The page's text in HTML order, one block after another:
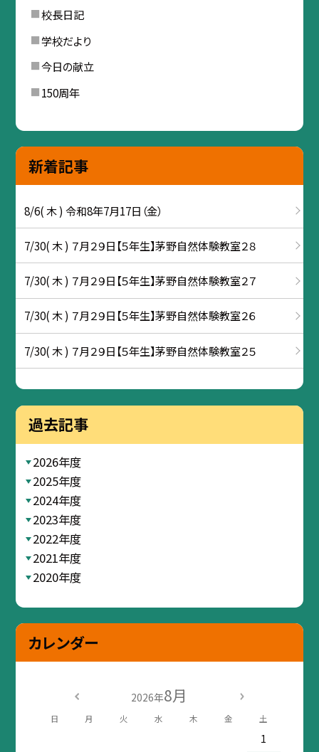
校長日記
学校だより
今日の献立
150周年
新着記事
8/6( 木 ) 令和8年7月17日（金）
7/30( 木 ) ７月２９日【５年生】茅野自然体験教室２８
7/30( 木 ) ７月２９日【５年生】茅野自然体験教室２７
7/30( 木 ) ７月２９日【５年生】茅野自然体験教室２６
7/30( 木 ) ７月２９日【５年生】茅野自然体験教室２５
過去記事
2026年度
2025年度
2024年度
2023年度
2022年度
2021年度
2020年度
カレンダー
2026年8月
日 月 火 水 木 金 土
1